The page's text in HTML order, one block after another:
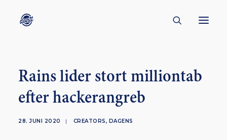
ENGLISH
CREATORS
Rains lider stort milliontab
efter hackerangreb
28. JUNI 2020 | CREATORS, DAGENS